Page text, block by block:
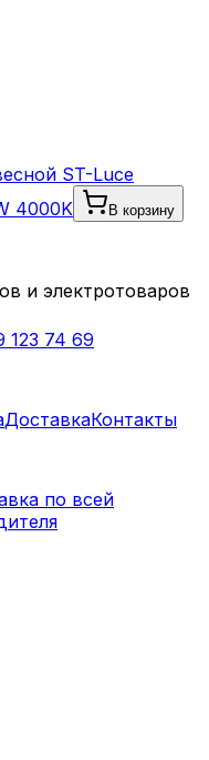
ST-Luce
4000K
В корзину
и электротоваров
123 74 69
ДоставкаКонтакты
по всей